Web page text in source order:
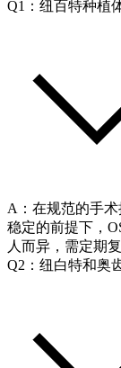
Q1：纽百特种植
A：在规范的手
稳定的前提下，
人而异，需定期
Q2：纽白特和奥